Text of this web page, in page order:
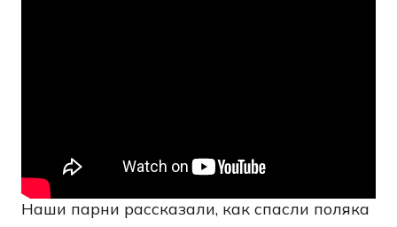
Наши парни рассказали, как спасли поляка